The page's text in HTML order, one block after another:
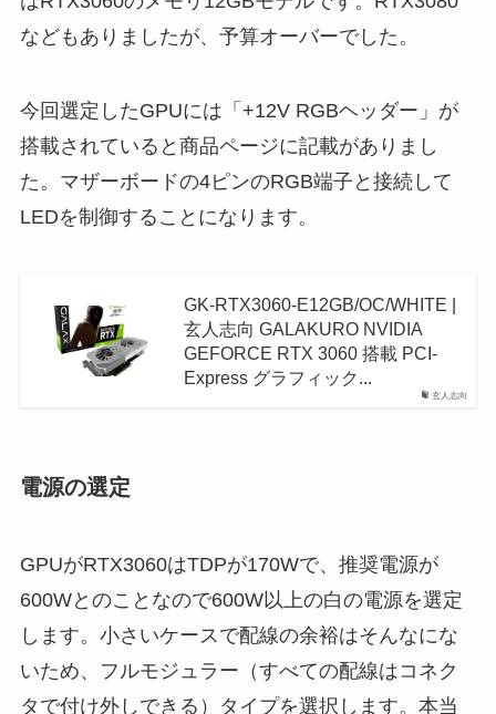
などもありましたが、予算オーバーでした。
今回選定したGPUには「+12V RGBヘッダー」が
搭載されていると商品ページに記載がありまし
た。マザーボードの4ピンのRGB端子と接続して
LEDを制御することになります。
玄人志向
GK-RTX3060-E12GB/OC/WHITE |
玄人志向 GALAKURO NVIDIA
GEFORCE RTX 3060 搭載 PCI-
Express グラフィック...
電源の選定
GPUがRTX3060はTDPが170Wで、推奨電源が
600Wとのことなので600W以上の白の電源を選定
します。小さいケースで配線の余裕はそんなにな
いため、フルモジュラー（すべての配線はコネク
タで付け外しできる）タイプを選択します。本当